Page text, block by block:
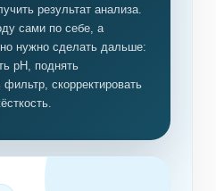
результат анализа.
сами по себе, а
нужно сделать дальше:
pH, поднять
скорректировать